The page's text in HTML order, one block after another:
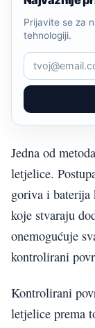
Prijavite se za
tehnologiji.
Jedna od
letjelice.
goriva i baterija
koje stvaraju
onemogućuje
kontrolirani
Kontrolirani
letjelice prema